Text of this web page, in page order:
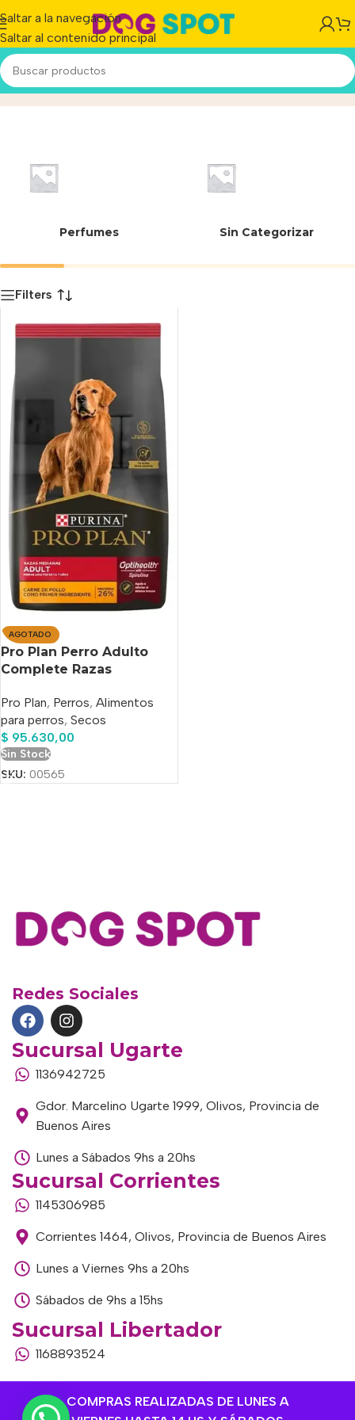
COMPRAS REALIZADAS DE LUNES A
Saltar a la navegación
Saltar al contenido principal
8445291568778Inicio/Producto
Perfumes Sin Categorizar
Filters
AGOTADO
Pro Plan Perro Adulto
Complete Razas
Pro Plan, Perros, Alimentos
para perros, Secos
$ 95.630,00
Sin Stock
SKU: 00565
Redes Sociales
Sucursal Ugarte
1136942725
Gdor. Marcelino Ugarte 1999, Olivos, Provincia de
Buenos Aires
Lunes a Sábados 9hs a 20hs
Sucursal Corrientes
1145306985
Corrientes 1464, Olivos, Provincia de Buenos Aires
Lunes a Viernes 9hs a 20hs
Sábados de 9hs a 15hs
Sucursal Libertador
1168893524
Av. del Libertador 1915, Vte. López, Provincia de
Buenos Aires